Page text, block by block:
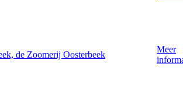
de Zoomerij Oosterbeek
Meer